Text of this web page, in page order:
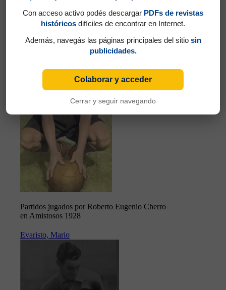
Cherro, Roberto Eugenio
Partidos jugados por Roberto Eugenio Cherro
en Amistosos 1928
Evaristo, Mario
Con acceso activo podés descargar PDFs de revistas
históricos difíciles de encontrar en Internet.
Además, navegás las páginas principales del sitio sin
publicidades.
Colaborar y acceder
Cerrar y seguir navegando